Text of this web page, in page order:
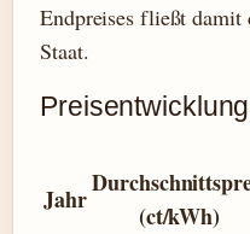
Endpreises fließt
Staat.
Jahr
(ct/kWh)